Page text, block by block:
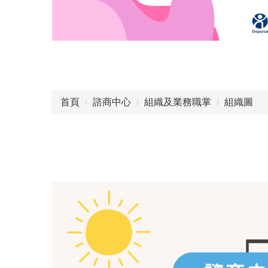
首頁 諮商中心 組織及業務職掌 組織圖